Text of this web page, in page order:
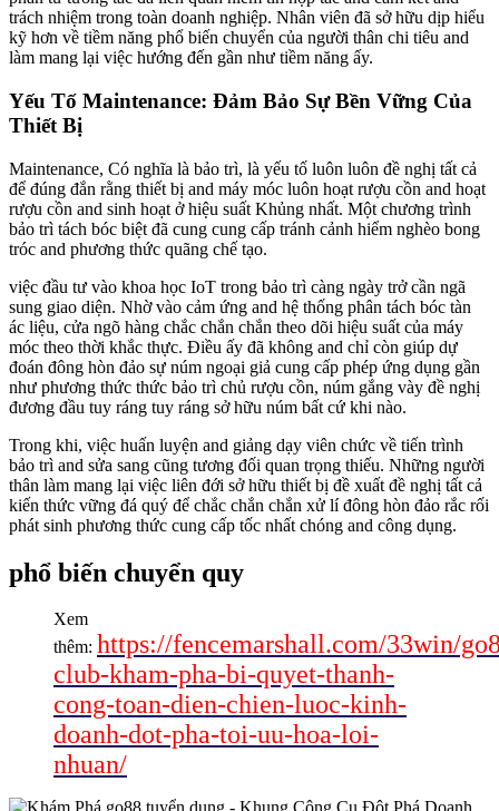
trách nhiệm trong toàn doanh nghiệp. Nhân viên đã sở hữu dịp hiểu
kỹ hơn về tiềm năng phổ biến chuyển của người thân chi tiêu and
làm mang lại việc hướng đến gần như tiềm năng ấy.
Yếu Tố Maintenance: Đảm Bảo Sự Bền Vững Của
Thiết Bị
Maintenance, Có nghĩa là bảo trì, là yếu tố luôn luôn đề nghị tất cả
để đúng đắn rằng thiết bị and máy móc luôn hoạt rượu cồn and hoạt
rượu cồn and sinh hoạt ở hiệu suất Khủng nhất. Một chương trình
bảo trì tách bóc biệt đã cung cung cấp tránh cảnh hiểm nghèo bong
tróc and phương thức quãng chế tạo.
việc đầu tư vào khoa học IoT trong bảo trì càng ngày trở cần ngã
sung giao diện. Nhờ vào cảm ứng and hệ thống phân tách bóc tàn
ác liệu, cửa ngõ hàng chắc chắn chắn theo dõi hiệu suất của máy
móc theo thời khắc thực. Điều ấy đã không and chỉ còn giúp dự
đoán đông hòn đảo sự núm ngoại giả cung cấp phép ứng dụng gần
như phương thức thức bảo trì chủ rượu cồn, núm gắng vày đề nghị
đương đầu tuy ráng tuy ráng sở hữu núm bất cứ khi nào.
Trong khi, việc huấn luyện and giảng dạy viên chức về tiến trình
bảo trì and sửa sang cũng tương đối quan trọng thiếu. Những người
thân làm mang lại việc liên đới sở hữu thiết bị đề xuất đề nghị tất cả
kiến thức vững đá quý để chắc chắn chắn xử lí đông hòn đảo rắc rối
phát sinh phương thức cung cấp tốc nhất chóng and công dụng.
phổ biến chuyển quy
Xem
thêm: https://fencemarshall.com/33win/
club-kham-pha-bi-quyet-thanh-
cong-toan-dien-chien-luoc-kinh-
doanh-dot-pha-toi-uu-hoa-loi-
nhuan/